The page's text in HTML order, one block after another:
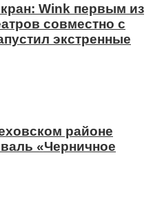
Wink первым из
совместно с
экстренные
районе
«Черничное